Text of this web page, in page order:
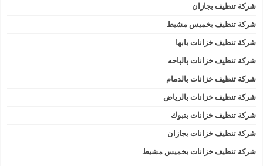
شركة تنظيف بجازان
شركة تنظيف بخميس مشيط
شركة تنظيف خزانات بابها
شركة تنظيف خزانات بالباحه
شركة تنظيف خزانات بالدمام
شركة تنظيف خزانات بالرياض
شركة تنظيف خزانات بتبوك
شركة تنظيف خزانات بجازان
شركة تنظيف خزانات بخميس مشيط